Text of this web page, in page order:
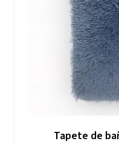
Tapete de